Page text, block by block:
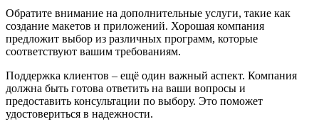
Обратите внимание на дополнительные услуги, такие как
создание макетов и приложений. Хорошая компания
предложит выбор из различных программ, которые
соответствуют вашим требованиям.
Поддержка клиентов – ещё один важный аспект. Компания
должна быть готова ответить на ваши вопросы и
предоставить консультации по выбору. Это поможет
удостовериться в надежности.